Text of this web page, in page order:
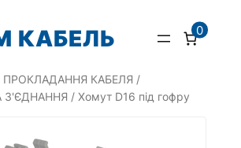
КАБЕЛЬ 0
ПРОКЛАДАННЯ КАБЕЛЯ /
З'ЄДНАННЯ / Хомут D16 під гофру